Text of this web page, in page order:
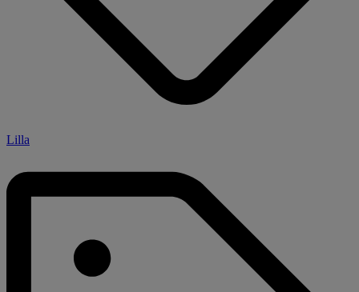
Lilla